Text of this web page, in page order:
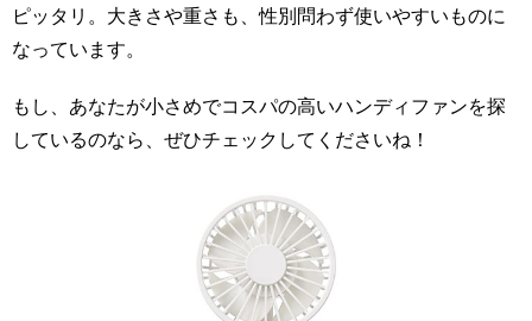
ピッタリ。大きさや重さも、性別問わず使いやすいものに
なっています。
もし、あなたが小さめでコスパの高いハンディファンを探
しているのなら、ぜひチェックしてくださいね！